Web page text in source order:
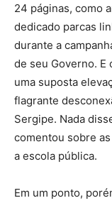
24 páginas, como
dedicado parcas
durante a
de seu Governo. E
uma suposta
flagrante
Sergipe. Nada
comentou sobre
a escola pública.
Em um ponto,